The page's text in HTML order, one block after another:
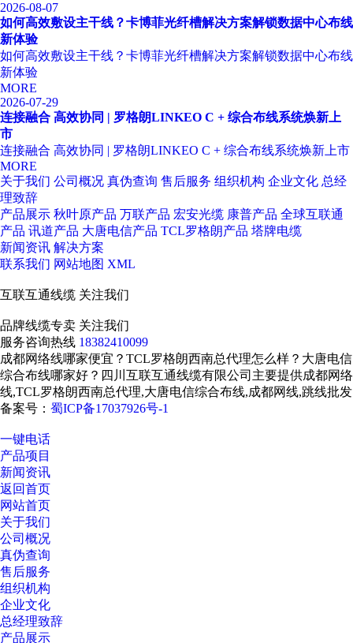
2026-08-07
如何高效敷设主干线？卡博菲光纤槽解决方案解锁数据中心布线
新体验
如何高效敷设主干线？卡博菲光纤槽解决方案解锁数据中心布线
新体验
MORE
2026-07-29
连接融合 高效协同 | 罗格朗LINKEO C + 综合布线系统焕新上
市
连接融合 高效协同 | 罗格朗LINKEO C + 综合布线系统焕新上市
MORE
关于我们 公司概况 真伪查询 售后服务 组织机构 企业文化 总经
理致辞
产品展示 秋叶原产品 万联产品 宏安光缆 康普产品 全球互联通
产品 讯道产品 大唐电信产品 TCL罗格朗产品 塔牌电缆
新闻资讯 解决方案
联系我们 网站地图 XML
互联互通线缆 关注我们
品牌线缆专卖 关注我们
服务咨询热线 18382410099
成都网络线哪家便宜？TCL罗格朗西南总代理怎么样？大唐电信
综合布线哪家好？四川互联互通线缆有限公司主要提供成都网络
线,TCL罗格朗西南总代理,大唐电信综合布线,成都网线,跳线批发
备案号： 蜀ICP备17037926号-1
一键电话
产品项目
新闻资讯
返回首页
网站首页
关于我们
公司概况
真伪查询
售后服务
组织机构
企业文化
总经理致辞
产品展示